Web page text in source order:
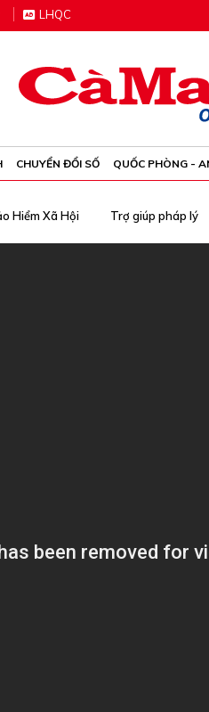
LHQC
CHUYỂN ĐỔI SỐ QUỐC PHÒNG -
Hiểm Xã Hội Trợ giúp pháp lý